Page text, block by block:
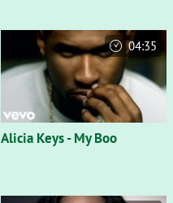
Alicia Keys - My Boo
04:35